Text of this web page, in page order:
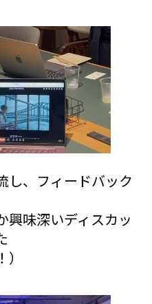
し、フィードバック
興味深いディスカッ